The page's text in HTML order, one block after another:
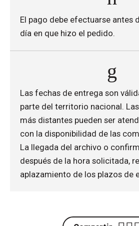
El pago debe efectuarse antes
día en que hizo el pedido.
Las fechas de entrega son
parte del territorio nacional.
más distantes pueden ser
con la disponibilidad de las
La llegada del archivo o
después de la hora solicitada,
aplazamiento de los plazos de